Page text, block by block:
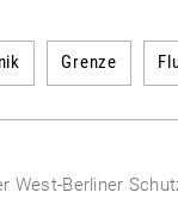
Grenze
West-Berliner